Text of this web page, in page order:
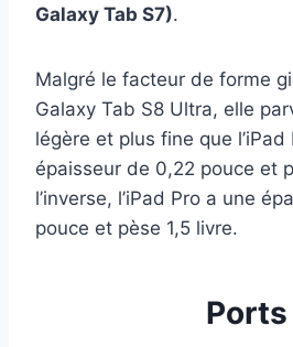
Galaxy Tab S7).
Malgré le facteur de forme
Galaxy Tab S8 Ultra, elle
légère et plus fine que l’iPad
épaisseur de 0,22 pouce et
l’inverse, l’iPad Pro a une
pouce et pèse 1,5 livre.
Ports